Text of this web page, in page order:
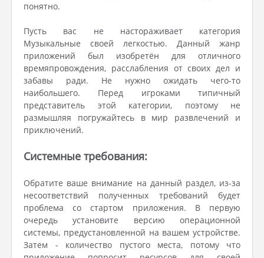
понятно.
Пусть вас не настораживает категория
Музыкальные своей легкостью. Данный жанр
приложений был изобретён для отличного
времяпровождения, расслабления от своих дел и
забавы ради. Не нужно ожидать чего-то
наибольшего. Перед игроками типичный
представитель этой категории, поэтому не
размышляя погружайтесь в мир развлечений и
приключений.
Системные требования:
Обратите ваше внимание на данный раздел, из-за
несоответствий полученных требований будет
проблема со стартом приложения. В первую
очередь установите версию операционной
системы, предустановленной на вашем устройстве.
Затем - количество пустого места, потому что